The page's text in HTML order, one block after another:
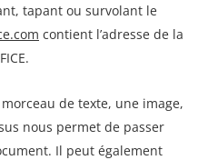
tapant ou survolant le
contient l’adresse de la
de texte, une image,
nous permet de passer
Il peut également